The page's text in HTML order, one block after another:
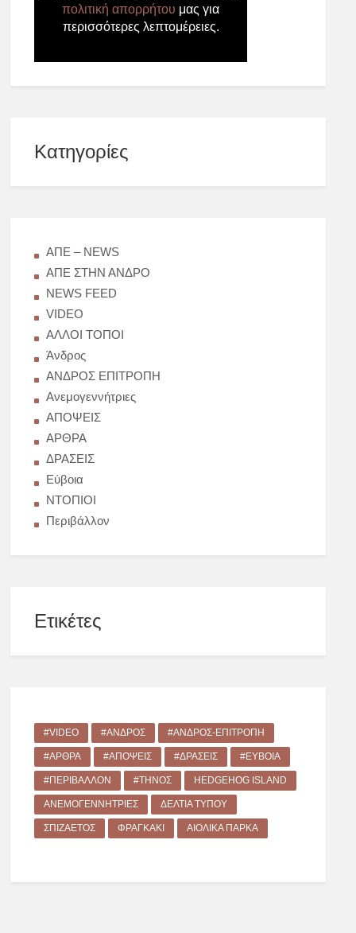
πολιτική απορρήτου μας για
περισσότερες λεπτομέρειες.
Kατηγορίες
AΠΕ – NEWS
AΠΕ ΣΤΗΝ ΑΝΔΡΟ
NEWS FEED
VIDEO
ΑΛΛΟΙ ΤΟΠΟΙ
Άνδρος
ΑΝΔΡΟΣ ΕΠΙΤΡΟΠΗ
Ανεμογεννήτριες
ΑΠΟΨΕΙΣ
ΑΡΘΡΑ
ΔΡΑΣΕΙΣ
Εύβοια
ΝΤΟΠΙΟΙ
Περιβάλλον
Ετικέτες
#VIDEO #ΆΝΔΡΟΣ #ΆΝΔΡΟΣ-ΕΠΙΤΡΟΠΉ
#ΆΡΘΡΑ #ΑΠΌΨΕΙΣ #ΔΡΑΣΕΙΣ #ΕΎΒΟΙΑ
#ΠΕΡΙΒΆΛΛΟΝ #ΤΉΝΟΣ HEDGEHOG ISLAND
ΑΝΕΜΟΓΕΝΝΉΤΡΙΕΣ ΔΕΛΤΊΑ ΤΎΠΟΥ
ΣΠΙΖΑΕΤΌΣ ΦΡΑΓΚΆΚΙ ΑΙΟΛΙΚΆ ΠΆΡΚΑ